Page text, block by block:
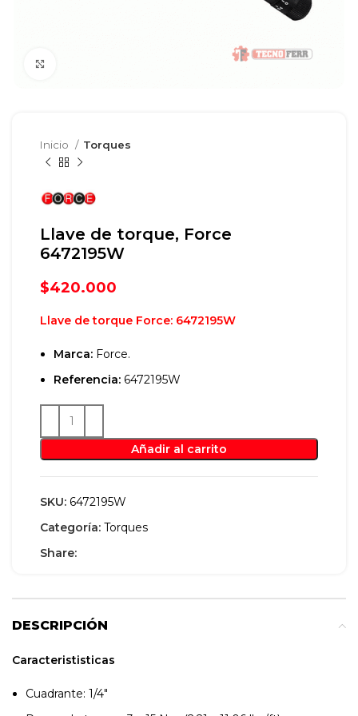
Inicio Torques
Llave de torque, Force
6472195W
$420.000
Llave de torque Force: 6472195W
Marca: Force.
Referencia: 6472195W
Añadir al carrito
SKU: 6472195W
Categoría: Torques
Share:
DESCRIPCIÓN
Caracterististicas
Cuadrante: 1/4″